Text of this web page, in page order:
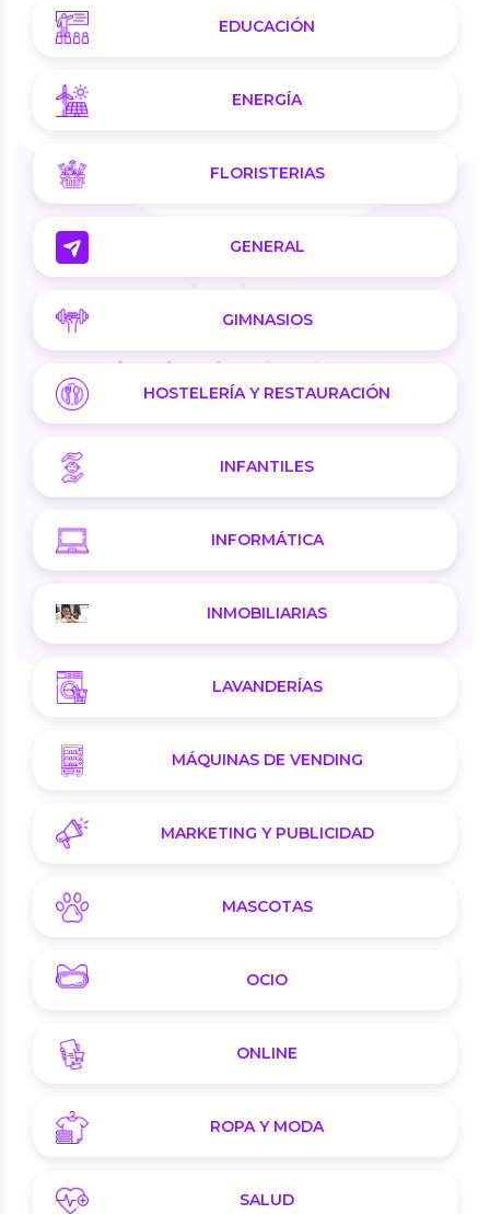
EDUCACIÓN
ENERGÍA
FLORISTERIAS
GENERAL
GIMNASIOS
HOSTELERÍA Y RESTAURACIÓN
INFANTILES
INFORMÁTICA
INMOBILIARIAS
LAVANDERÍAS
MÁQUINAS DE VENDING
MARKETING Y PUBLICIDAD
MASCOTAS
OCIO
ONLINE
ROPA Y MODA
SALUD